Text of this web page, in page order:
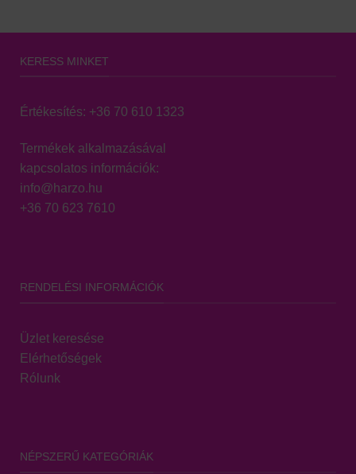
KERESS MINKET
Értékesítés: +36 70 610 1323
Termékek alkalmazásával
kapcsolatos információk:
info@harzo.hu
+36 70 623 7610
RENDELÉSI INFORMÁCIÓK
Üzlet keresése
Elérhetőségek
Rólunk
NÉPSZERŰ KATEGÓRIÁK